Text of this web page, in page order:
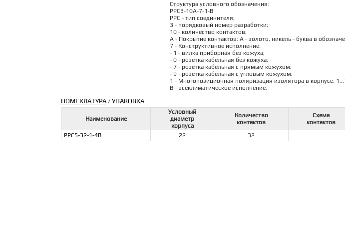
Структура условного обозначения:
РРС3-10А-7-1-В
РРС - тип соединителя;
3 - порядковый номер разработки;
10 - количество контактов;
А - Покрытие контактов: А - золото, никель - буква в
7 - Конструктивное исполнение:
- 1 - вилка приборная без кожуха;
- 0 - розетка кабельная без кожуха;
- 7 - розетка кабельная с прямым кожухом;
- 9 - розетка кабельная с угловым кожухом;
1 - Многопозиционная поляризация изолятора в корпусе:
В - всеклиматическое исполнение.
НОМЕКЛАТУРА/ УПАКОВКА
Наименование
Условный
диаметр
корпуса
Количество
контактов
Схема
контактов
РРС5-32-1-4В
22 32